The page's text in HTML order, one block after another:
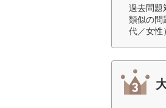
過去問題
類似の問
代／女性）